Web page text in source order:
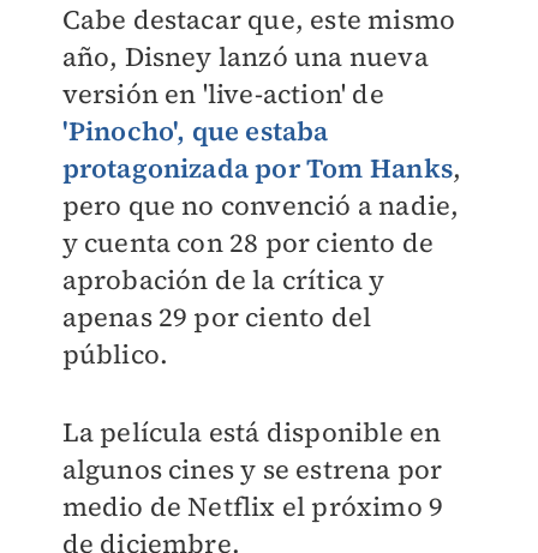
Cabe destacar que, este mismo
año, Disney lanzó una nueva
versión en 'live-action' de
'Pinocho', que estaba
protagonizada por Tom Hanks,
pero que no convenció a nadie,
y cuenta con 28 por ciento de
aprobación de la crítica y
apenas 29 por ciento del
público.
La película está disponible en
algunos cines y se estrena por
medio de Netflix el próximo 9
de diciembre.